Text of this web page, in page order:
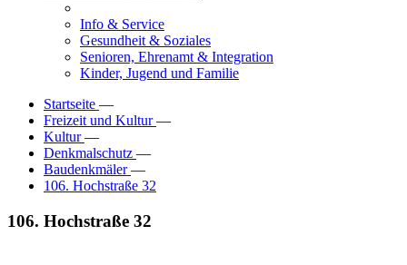
Info & Service
Gesundheit & Soziales
Senioren, Ehrenamt & Integration
Kinder, Jugend und Familie
Startseite —
Freizeit und Kultur—
Kultur—
Denkmalschutz —
Baudenkmäler—
106. Hochstraße 32
106. Hochstraße 32